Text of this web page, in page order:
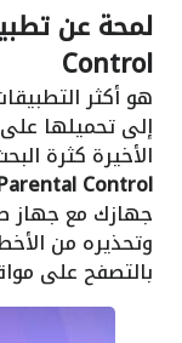
Control
هو أكثر
إلى تحميلها
الأخيرة كثرة
Control
جهازك مع جهاز
وتحذيره من
بالتصفح على